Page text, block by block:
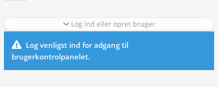
Log ind eller opret bruger
Log venligst ind for adgang til
brugerkontrolpanelet.